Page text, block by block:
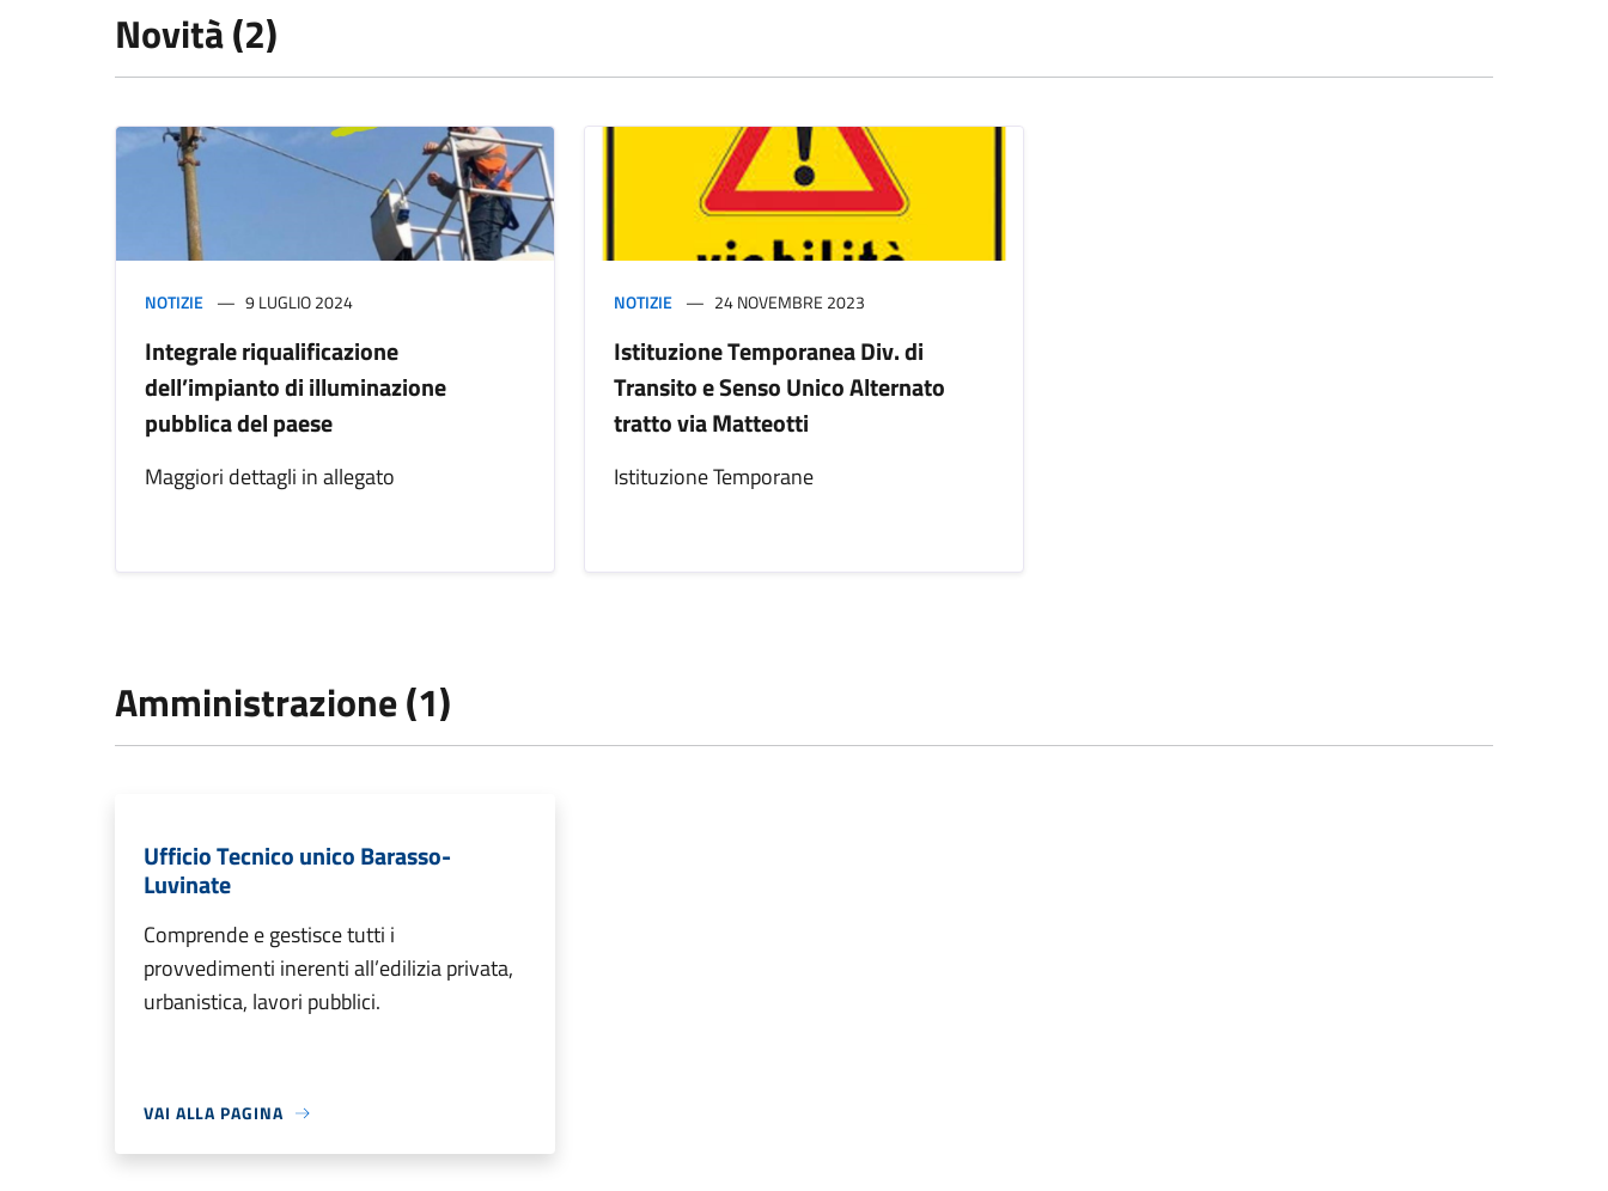
Novità (2)
NOTIZIE 9 LUGLIO 2024
Integrale riqualificazione
dell’impianto di illuminazione
pubblica del paese
Maggiori dettagli in allegato
NOTIZIE 24 NOVEMBRE 2023
Istituzione Temporanea Div. di
Transito e Senso Unico Alternato
tratto via Matteotti
Istituzione Temporane
Amministrazione (1)
Ufficio Tecnico unico Barasso-
Luvinate
Comprende e gestisce tutti i
provvedimenti inerenti all’edilizia privata,
urbanistica, lavori pubblici.
VAI ALLA PAGINA